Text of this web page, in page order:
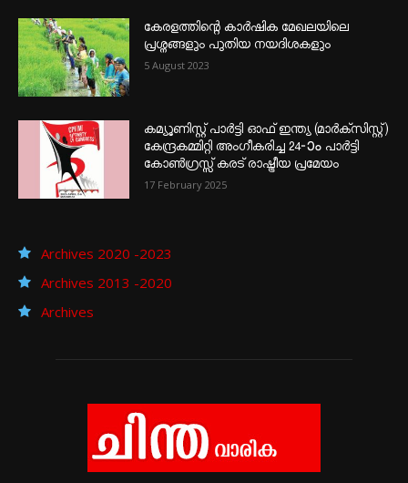
കേരളത്തിന്റെ കാർഷിക മേഖലയിലെ
പ്രശ്നങ്ങളും പുതിയ നയദിശകളും
5 August 2023
കമ്യൂണിസ്റ്റ് പാർട്ടി ഓഫ് ഇന്ത്യ (മാർക്സിസ്റ്റ്)
കേന്ദ്രകമ്മിറ്റി അംഗീകരിച്ച 24‐ാം പാർട്ടി
കോൺഗ്രസ്സ് കരട് രാഷ്ട്രീയ പ്രമേയം
17 February 2025
Archives 2020 -2023
Archives 2013 -2020
Archives